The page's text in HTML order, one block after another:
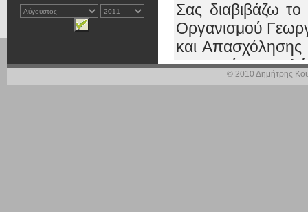
Σας διαβιβάζω
Οργανισμού
και Απασχόλησης
τεκμηριώνεται
του εν λόγω
© 2010 Δημήτρης